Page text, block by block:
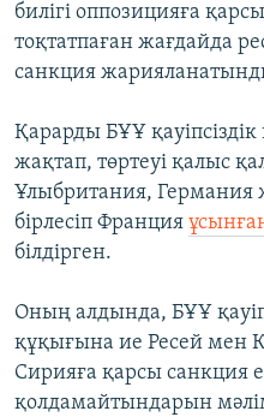
билігі оппозицияға
тоқтатпаған жағдайда
санкция
Қарарды БҰҰ
жақтап, төртеуі қалыс
Ұлыбритания, Германия
бірлесіп Франция
білдірген.
Оның алдында, БҰҰ
құқығына ие Ресей мен
Сирияға қарсы санкция
қолдамайтындарын